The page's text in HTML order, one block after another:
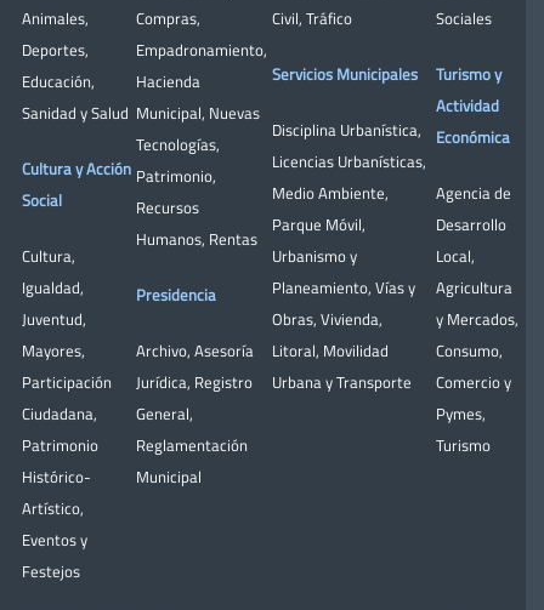
Animales,
Deportes,
Educación,
Sanidad y Salud
Cultura y Acción
Social
Cultura,
Igualdad,
Juventud,
Mayores,
Participación
Ciudadana,
Patrimonio
Histórico-
Artístico,
Eventos y
Festejos
Compras,
Empadronamiento,
Hacienda
Municipal, Nuevas
Tecnologías,
Patrimonio,
Recursos
Humanos, Rentas
Presidencia
Archivo, Asesoría
Jurídica, Registro
General,
Reglamentación
Municipal
Civil, Tráfico
Servicios Municipales
Disciplina Urbanística,
Licencias Urbanísticas,
Medio Ambiente,
Parque Móvil,
Urbanismo y
Planeamiento, Vías y
Obras, Vivienda,
Litoral, Movilidad
Urbana y Transporte
Sociales
Turismo y
Actividad
Económica
Agencia de
Desarrollo
Local,
Agricultura
y Mercados,
Consumo,
Comercio y
Pymes,
Turismo